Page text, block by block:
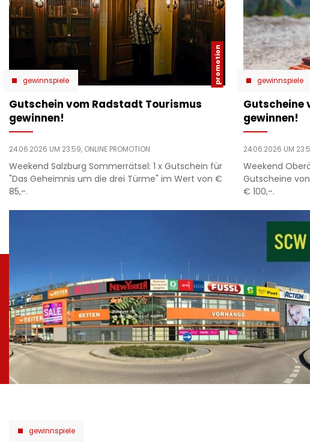
gewinnspiele
Gutschein vom Radstadt Tourismus
gewinnen!
24.06.2026 UM 23:59, ONLINE PROMOTION
Weekend Salzburg Sommerrätsel: 1 x Gutschein für
"Das Geheimnis um die drei Türme" im Wert von €
85,-.
gewinnspiele
Gutscheine
gewinnen!
24.06.2026 UM
Weekend
Gutscheine
€ 100,-.
gewinnspiele